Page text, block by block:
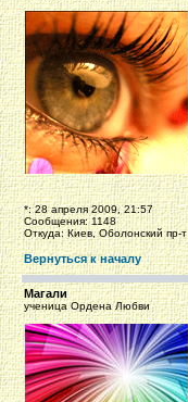
*: 28 апреля 2009, 21:57
Сообщения: 1148
Откуда: Киев, Оболонский пр-т
Вернуться к началу
Магали
ученица Ордена Любви